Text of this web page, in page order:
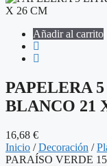
Añadir al carrito
PAPELERA
BLANCO 21
16,68 €
Inicio /Decoración /
PARAÍSO VERDE